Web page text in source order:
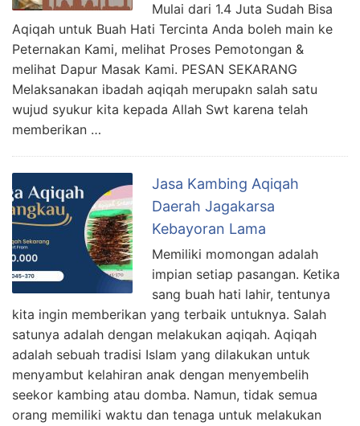
Mulai dari 1.4 Juta Sudah Bisa
Aqiqah untuk Buah Hati Tercinta Anda boleh main ke
Peternakan Kami, melihat Proses Pemotongan &
melihat Dapur Masak Kami. PESAN SEKARANG
Melaksanakan ibadah aqiqah merupakn salah satu
wujud syukur kita kepada Allah Swt karena telah
memberikan …
Jasa Kambing Aqiqah
Daerah Jagakarsa
Kebayoran Lama
Memiliki momongan adalah
impian setiap pasangan. Ketika
sang buah hati lahir, tentunya
kita ingin memberikan yang terbaik untuknya. Salah
satunya adalah dengan melakukan aqiqah. Aqiqah
adalah sebuah tradisi Islam yang dilakukan untuk
menyambut kelahiran anak dengan menyembelih
seekor kambing atau domba. Namun, tidak semua
orang memiliki waktu dan tenaga untuk melakukan